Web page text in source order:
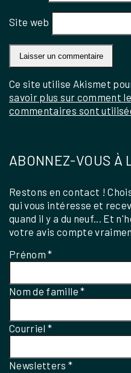
Site web
Ce site utilise Akismet
savoir plus sur comment
commentaires sont
ABONNEZ-VOUS À
Restons en contact !
qui vous intéresse et
quand il y a du neuf... Et
votre avis compte
Prénom*
Nom de famille*
Courriel*
Newsletters*